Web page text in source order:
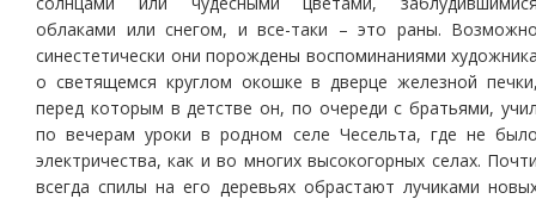
облаками или снегом, и все-таки – это раны.
синестетически они порождены воспоминаниями
о светящемся круглом окошке в дверце железной
перед которым в детстве он, по очереди с братьями,
по вечерам уроки в родном селе Чесельта, где не
электричества, как и во многих высокогорных селах.
всегда спилы на его деревьях обрастают лучиками